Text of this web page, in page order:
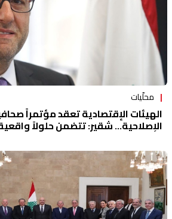
محلّيات
الهيئات الإقتصادية تعقد مؤتمراً
الإصلاحية... شقير: تتضمن حلولاً